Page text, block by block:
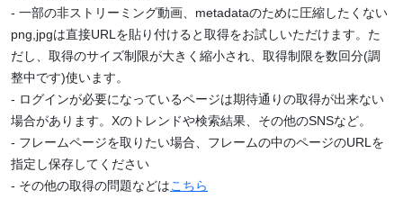
- 一部の非ストリーミング動画、metadataのために圧縮したくない
png,jpgは直接URLを貼り付けると取得をお試しいただけます。た
だし、取得のサイズ制限が大きく縮小され、取得制限を数回分(調
整中です)使います。
- ログインが必要になっているページは期待通りの取得が出来ない
場合があります。Xのトレンドや検索結果、その他のSNSなど。
- フレームページを取りたい場合、フレームの中のページのURLを
指定し保存してください
- その他の取得の問題などはこちら